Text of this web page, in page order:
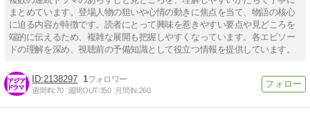
まとめています。登場人物の狙いや心情の動きに焦点を当て、物語の核心
に迫る内容が特徴です。読者にとって興味を惹きやすい要点や見どころを
端的に伝えるため、複雑な展開も把握しやすくなっています。各エピソー
ドの理解を深め、視聴前の予備知識として役立つ情報を提供しています。
2138297 1
週間IN:70 週間OUT:350 月間IN:260